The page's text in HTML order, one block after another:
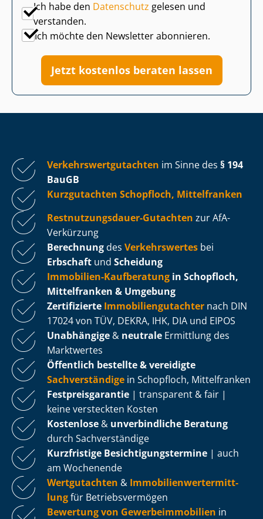
Ich habe den Datenschutz gelesen und
verstanden.
Ich möchte den Newsletter abonnieren.
Jetzt kostenlos beraten lassen
Ver­kehrs­wert­gut­ach­ten im Sinne des § 194
BauGB
Kurzgutachten Schopfloch, Mittelfranken
Rest­nut­zungs­dau­er-Gutachten zur AfA-
Verkürzung
Berechnung des Verkehrswertes bei
Erbschaft und Scheidung
Immobilien-Kaufberatung in Schopfloch,
Mittelfranken & Umgebung
Zertifizierte Im­mo­bi­li­en­gut­ach­ter nach DIN
17024 von TÜV, DEKRA, IHK, DIA und EIPOS
Unabhängige & neutrale Ermittlung des
Marktwertes
Öffentlich bestellte & vereidigte
Sachverständige in Schopfloch, Mittelfranken
Fest­preis­ga­ran­tie | transparent & fair |
keine versteckten Kosten
Kostenlose & unverbindliche Beratung
durch Sachverständige
Kurzfristige Be­sich­ti­gungs­ter­mi­ne | auch
am Wochenende
Wertgutachten & Im­mo­bi­li­en­wert­ermitt­
lungfür Be­triebs­ver­mö­gen
Bewertung von Ge­wer­be­im­mo­bi­li­en in